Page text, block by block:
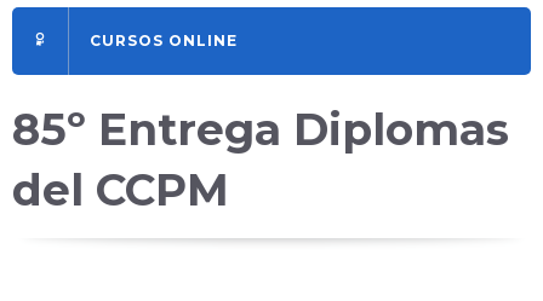
CURSOS ONLINE
85º Entrega Diplomas
del CCPM